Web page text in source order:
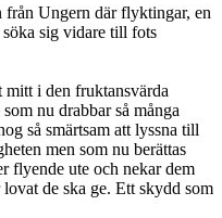
från Ungern där flyktingar, en
sig vidare till fots
mitt i den fruktansvärda
nu drabbar så många
så smärtsam att lyssna till
men som nu berättas
flyende ute och nekar dem
de ska ge. Ett skydd som